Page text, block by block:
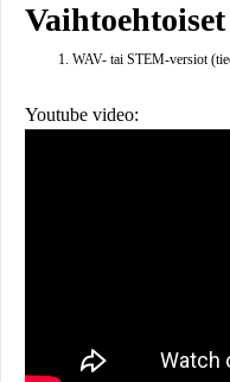
WAV- tai STEM-versiot
Youtube video: